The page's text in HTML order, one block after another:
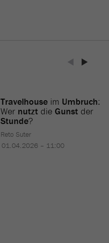
Travelhouse im Umbruch:
Wer nutzt die Gunst der
Stunde?
Reto Suter
01.04.2026 – 11:00